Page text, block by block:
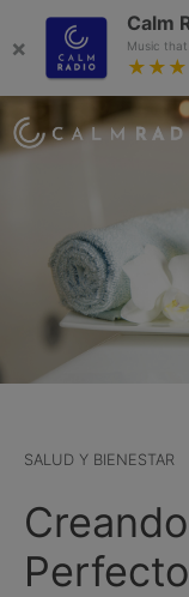
×
Calm
Music
SALUD Y BIENESTAR